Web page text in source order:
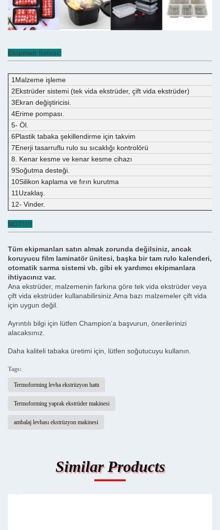
Ekipman listesi:
1Malzeme işleme
2Ekstrüder sistemi (tek vida ekstrüder, çift vida ekstrüder)
3Ekran değiştiricisi.
4Erime pompası.
5- Öl.
6Plastik tabaka şekillendirme için takvim
7Enerji tasarruflu rulo su sıcaklığı kontrolörü
8. Kenar kesme ve kenar kesme cihazı
9Soğutma desteği.
10Silikon kaplama ve fırın kurutma
11Uzaklaş.
12- Vinder.
NOT!!!!
Tüm ekipmanları satın almak zorunda değilsiniz, ancak
koruyucu film laminatör ünitesi, başka bir tam rulo kalenderi,
otomatik sarma sistemi vb. gibi ek yardımcı ekipmanlara
ihtiyacınız var.
Ana ekstrüder, malzemenin farkına göre tek vida ekstrüder veya
çift vida ekstrüder kullanabilirsiniz.Ama bazı malzemeler çift vida
için uygun değil.
Ayrıntılı bilgi için lütfen Champion'a başvurun, önerilerinizi
alacaksınız.
Daha kaliteli tabaka üretimi için, lütfen soğutucuyu kullanın.
Tags:
Termoforming levha ekstrüzyon hattı
Termoforming yaprak ekstrüder makinesi
ambalaj levhası ekstrüzyon makinesi
Similar Products